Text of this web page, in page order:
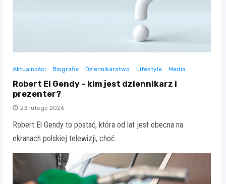
Aktualności Biografie Dziennikarstwo Lifestyle Media
Robert El Gendy – kim jest dziennikarz i
prezenter?
23 lutego 2026
Robert El Gendy to postać, która od lat jest obecna na
ekranach polskiej telewizji, choć…